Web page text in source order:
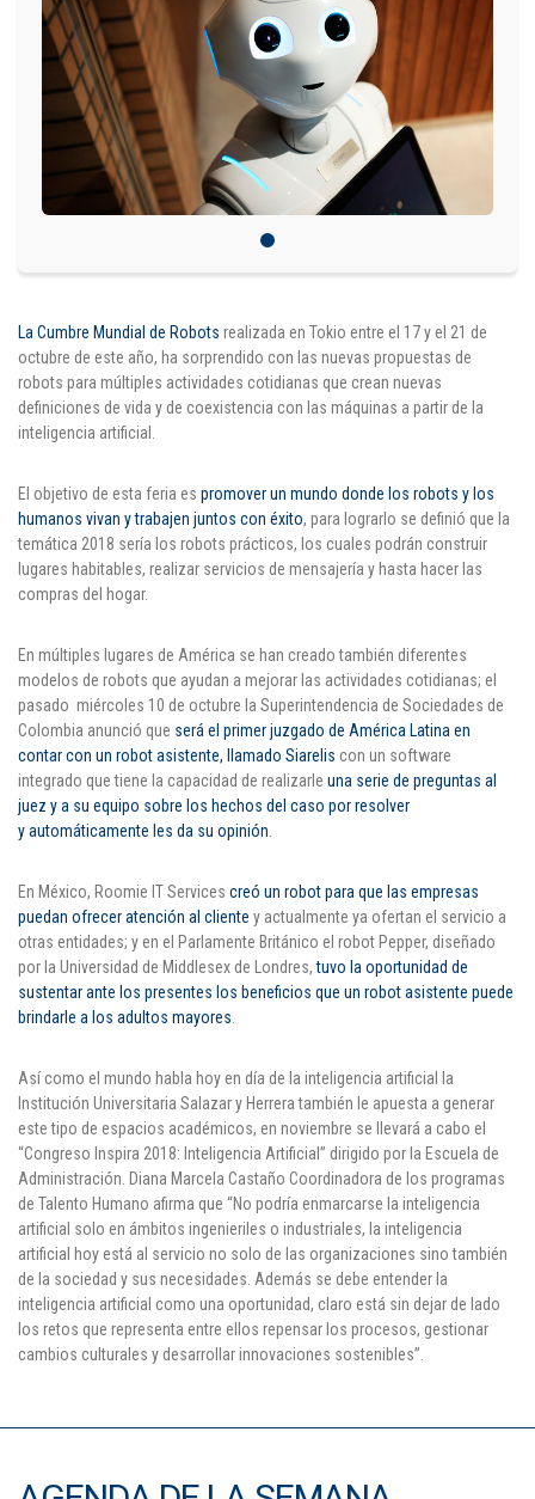
La Cumbre Mundial de Robots realizada en Tokio entre el 17 y el 21 de
octubre de este año, ha sorprendido con las nuevas propuestas de
robots para múltiples actividades cotidianas que crean nuevas
definiciones de vida y de coexistencia con las máquinas a partir de la
inteligencia artificial.
El objetivo de esta feria es promover un mundo donde los robots y los
humanos vivan y trabajen juntos con éxito, para lograrlo se definió que la
temática 2018 sería los robots prácticos, los cuales podrán construir
lugares habitables, realizar servicios de mensajería y hasta hacer las
compras del hogar.
En múltiples lugares de América se han creado también diferentes
modelos de robots que ayudan a mejorar las actividades cotidianas; el
pasado miércoles 10 de octubre la Superintendencia de Sociedades de
Colombia anunció que será el primer juzgado de América Latina en
contar con un robot asistente, llamado Siarelis con un software
integrado que tiene la capacidad de realizarle una serie de preguntas al
juez y a su equipo sobre los hechos del caso por resolver
y automáticamente les da su opinión
En México, Roomie IT Services creó un robot para que las empresas
puedan ofrecer atención al cliente y actualmente ya ofertan el servicio a
otras entidades; y en el Parlamente Británico el robot Pepper, diseñado
por la Universidad de Middlesex de Londres,tuvo la oportunidad de
sustentar ante los presentes los beneficios que un robot asistente puede
brindarle a los adultos mayores
Así como el mundo habla hoy en día de la inteligencia artificial la
Institución Universitaria Salazar y Herrera también le apuesta a generar
este tipo de espacios académicos, en noviembre se llevará a cabo el
“Congreso Inspira 2018: Inteligencia Artificial” dirigido por la Escuela de
Administración. Diana Marcela Castaño Coordinadora de los programas
de Talento Humano afirma que “No podría enmarcarse la inteligencia
artificial solo en ámbitos ingenieriles o industriales, la inteligencia
artificial hoy está al servicio no solo de las organizaciones sino también
de la sociedad y sus necesidades. Además se debe entender la
inteligencia artificial como una oportunidad, claro está sin dejar de lado
los retos que representa entre ellos repensar los procesos, gestionar
cambios culturales y desarrollar innovaciones sostenibles”.
Inscripciones
Estudiantes
Egresados
Docentes
Campus virtual
Puntos de pago
Empleo
Comunícate con nosotros
(+57) (4) 4 600 700
Medellín - Colombia - Suramérica
Inscripciones permanentes
Denuncia de Corrupción y Sobornos